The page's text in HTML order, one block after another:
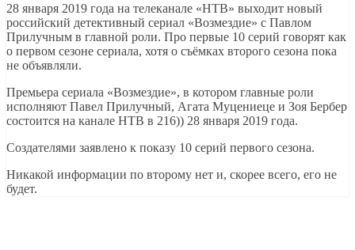
28 января 2019 года на телеканале «НТВ» выходит новый
российский детективный сериал «Возмездие» с Павлом
Прилучным в главной роли. Про первые 10 серий говорят как
о первом сезоне сериала, хотя о съёмках второго сезона пока
не объявляли.
Премьера сериала «Возмездие», в котором главные роли
исполняют Павел Прилучный, Агата Муцениеце и Зоя Бербер
состоится на канале НТВ в 216)) 28 января 2019 года.
Создателями заявлено к показу 10 серий первого сезона.
Никакой информации по второму нет и, скорее всего, его не
будет.